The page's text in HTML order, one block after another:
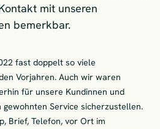
mit unseren
bemerkbar.
fast doppelt so viele
Vorjahren. Auch wir waren
für unsere Kundinnen und
gewohnten Service sicherzustellen.
Brief, Telefon, vor Ort im